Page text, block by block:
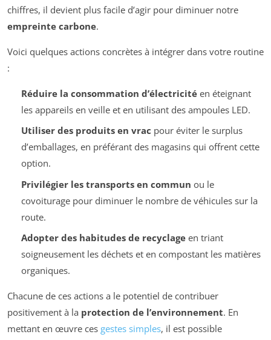
chiffres, il devient plus facile d’agir pour diminuer notre
empreinte carbone.
Voici quelques actions concrètes à intégrer dans votre routine
:
Réduire la consommation d’électricitéen éteignant
les appareils en veille et en utilisant des ampoules LED.
Utiliser des produits en vrac pour éviter le surplus
d’emballages, en préférant des magasins qui offrent cette
option.
Privilégier les transports en commun ou le
covoiturage pour diminuer le nombre de véhicules sur la
route.
Adopter des habitudes de recyclageen triant
soigneusement les déchets et en compostant les matières
organiques.
Chacune de ces actions a le potentiel de contribuer
positivement à la protection de l’environnement. En
mettant en œuvre ces gestes simples, il est possible